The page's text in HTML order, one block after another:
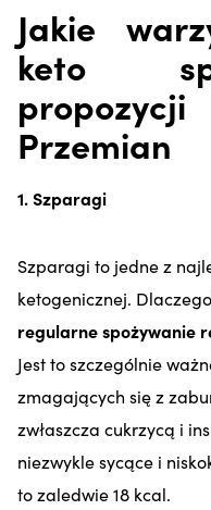
Jakie
keto
Przemian
1. Szparagi
Szparagi to jedne z
ketogenicznej.
regularne spożywanie
Jest to szczególnie
zmagających się z
zwłaszcza cukrzycą i
niezwykle sycące i
to zaledwie 18 kcal.